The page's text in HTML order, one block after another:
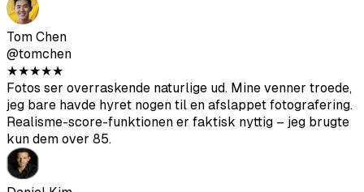
Realisme-score-funktionen er faktisk nyttig – jeg brugte
kun dem over 85.
Daniel Kim
@danielkim
★ ★ ★
Tog ca. 25 minutter i alt. Opdaterede alle mine apps med
de nye fotos og mærkede en forskel inden for et par dage.
Samtalerne er på en eller anden måde også af bedre
kvalitet.